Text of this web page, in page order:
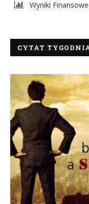
Wyniki
CYTAT